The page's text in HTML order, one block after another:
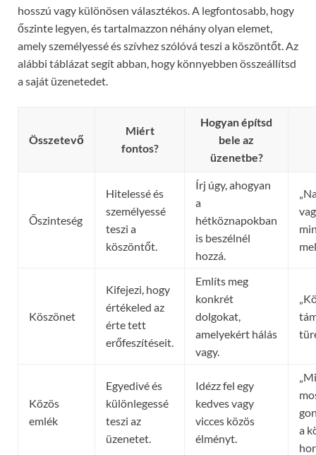
hosszú vagy különösen választékos. A legfontosabb, hogy
őszinte legyen, és tartalmazzon néhány olyan elemet,
amely személyessé és szívhez szólóvá teszi a köszöntőt. Az
alábbi táblázat segít abban, hogy könnyebben összeállítsd
a saját üzenetedet.
Összetevő
Miért
fontos?
Hogyan építsd
bele az
üzenetbe?
Őszinteség
Hitelessé és
személyessé
teszi a
köszöntőt.
Írj úgy, ahogyan
a
hétköznapokban
is beszélnél
hozzá.
Köszönet
Kifejezi, hogy
értékeled az
érte tett
erőfeszítéseit.
Említs meg
konkrét
dolgokat,
amelyekért hálás
vagy.
Közös
emlék
Egyedivé és
különlegessé
teszi az
üzenetet.
Idézz fel egy
kedves vagy
vicces közös
élményt.
a